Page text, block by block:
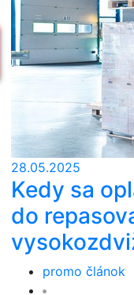
28.05.2025
Kedy sa
do
promo článok